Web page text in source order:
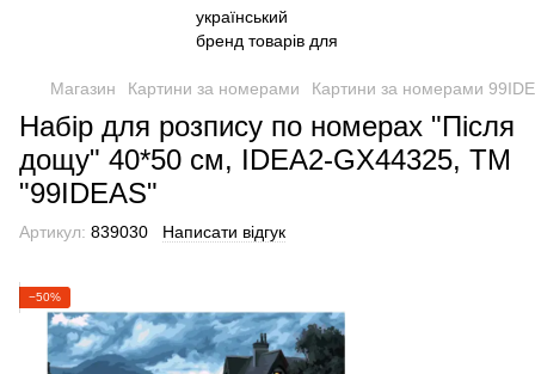
Магазин Картини за номерами Картини за номерами
Набір для розпису по номерах "Після
дощу" 40*50 см, IDEA2-GX44325, ТМ
"99IDEAS"
Артикул: 839030 Написати відгук
−50%